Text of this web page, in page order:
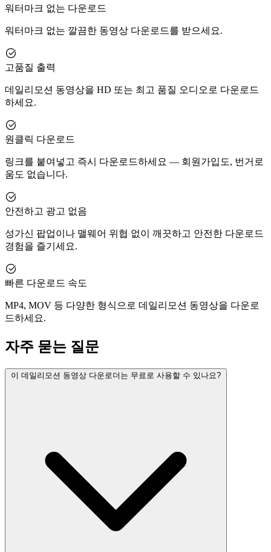
워터마크 없는 다운로드
워터마크 없는 깔끔한 동영상 다운로드를 받으세요.
고품질 출력
데일리모션 동영상을 HD 또는 최고 품질 오디오로 다운로드
하세요.
원클릭 다운로드
링크를 붙여넣고 즉시 다운로드하세요 — 회원가입도, 번거로
움도 없습니다.
안전하고 광고 없음
성가신 팝업이나 맬웨어 위협 없이 깨끗하고 안전한 다운로드
경험을 즐기세요.
빠른 다운로드 속도
MP4, MOV 등 다양한 형식으로 데일리모션 동영상을 다운로
드하세요.
자주 묻는 질문
이 데일리모션 동영상 다운로더는 무료로 사용할 수 있나요?